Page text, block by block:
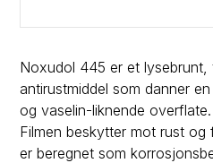
Noxudol 445 er et
antirustmiddel som danner
og vaselin-liknende overflate.
Filmen beskytter mot rust
er beregnet som